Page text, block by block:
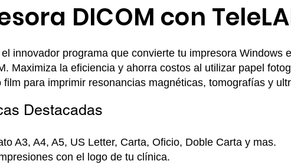
DICOM con
innovador programa que convierte tu impresora Windows
Maximiza la eficiencia y ahorra costos al utilizar papel
film para imprimir resonancias magnéticas, tomografías y
Destacadas
A3, A4, A5, US Letter, Carta, Oficio, Doble Carta y mas.
con el logo de tu clínica.